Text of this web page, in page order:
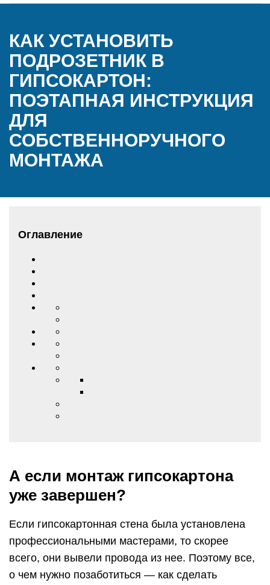
КАК УСТАНОВИТЬ
ПОДРОЗЕТНИК В
ГИПСОКАРТОН:
ПОЭТАПНАЯ ИНСТРУКЦИЯ
ДЛЯ
СОБСТВЕННОРУЧНОГО
МОНТАЖА
Оглавление
А если монтаж гипсокартона
уже завершен?
Если гипсокартонная стена была установлена
профессиональными мастерами, то скорее
всего, они вывели провода из нее. Поэтому все,
о чем нужно позаботиться — как сделать